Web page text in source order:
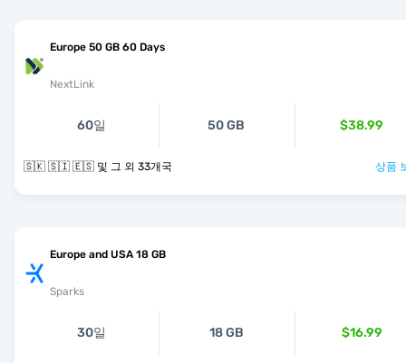
Europe 50 GB 60 Days
NextLink
60일 50 GB $38.99
🇸🇰 🇸🇮 🇪🇸 및 그 외 33개국 상품
Europe and USA 18 GB
Sparks
30일 18 GB $16.99